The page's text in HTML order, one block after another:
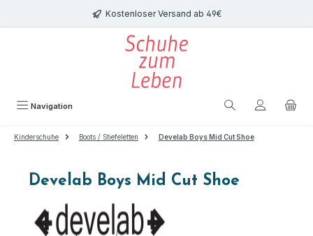
Zum Hauptinhalt springen Kostenloser Versand ab 49€
Navigation
Kinderschuhe Boots / Stiefeletten Develab Boys Mid Cut Shoe
Develab Boys Mid Cut Shoe